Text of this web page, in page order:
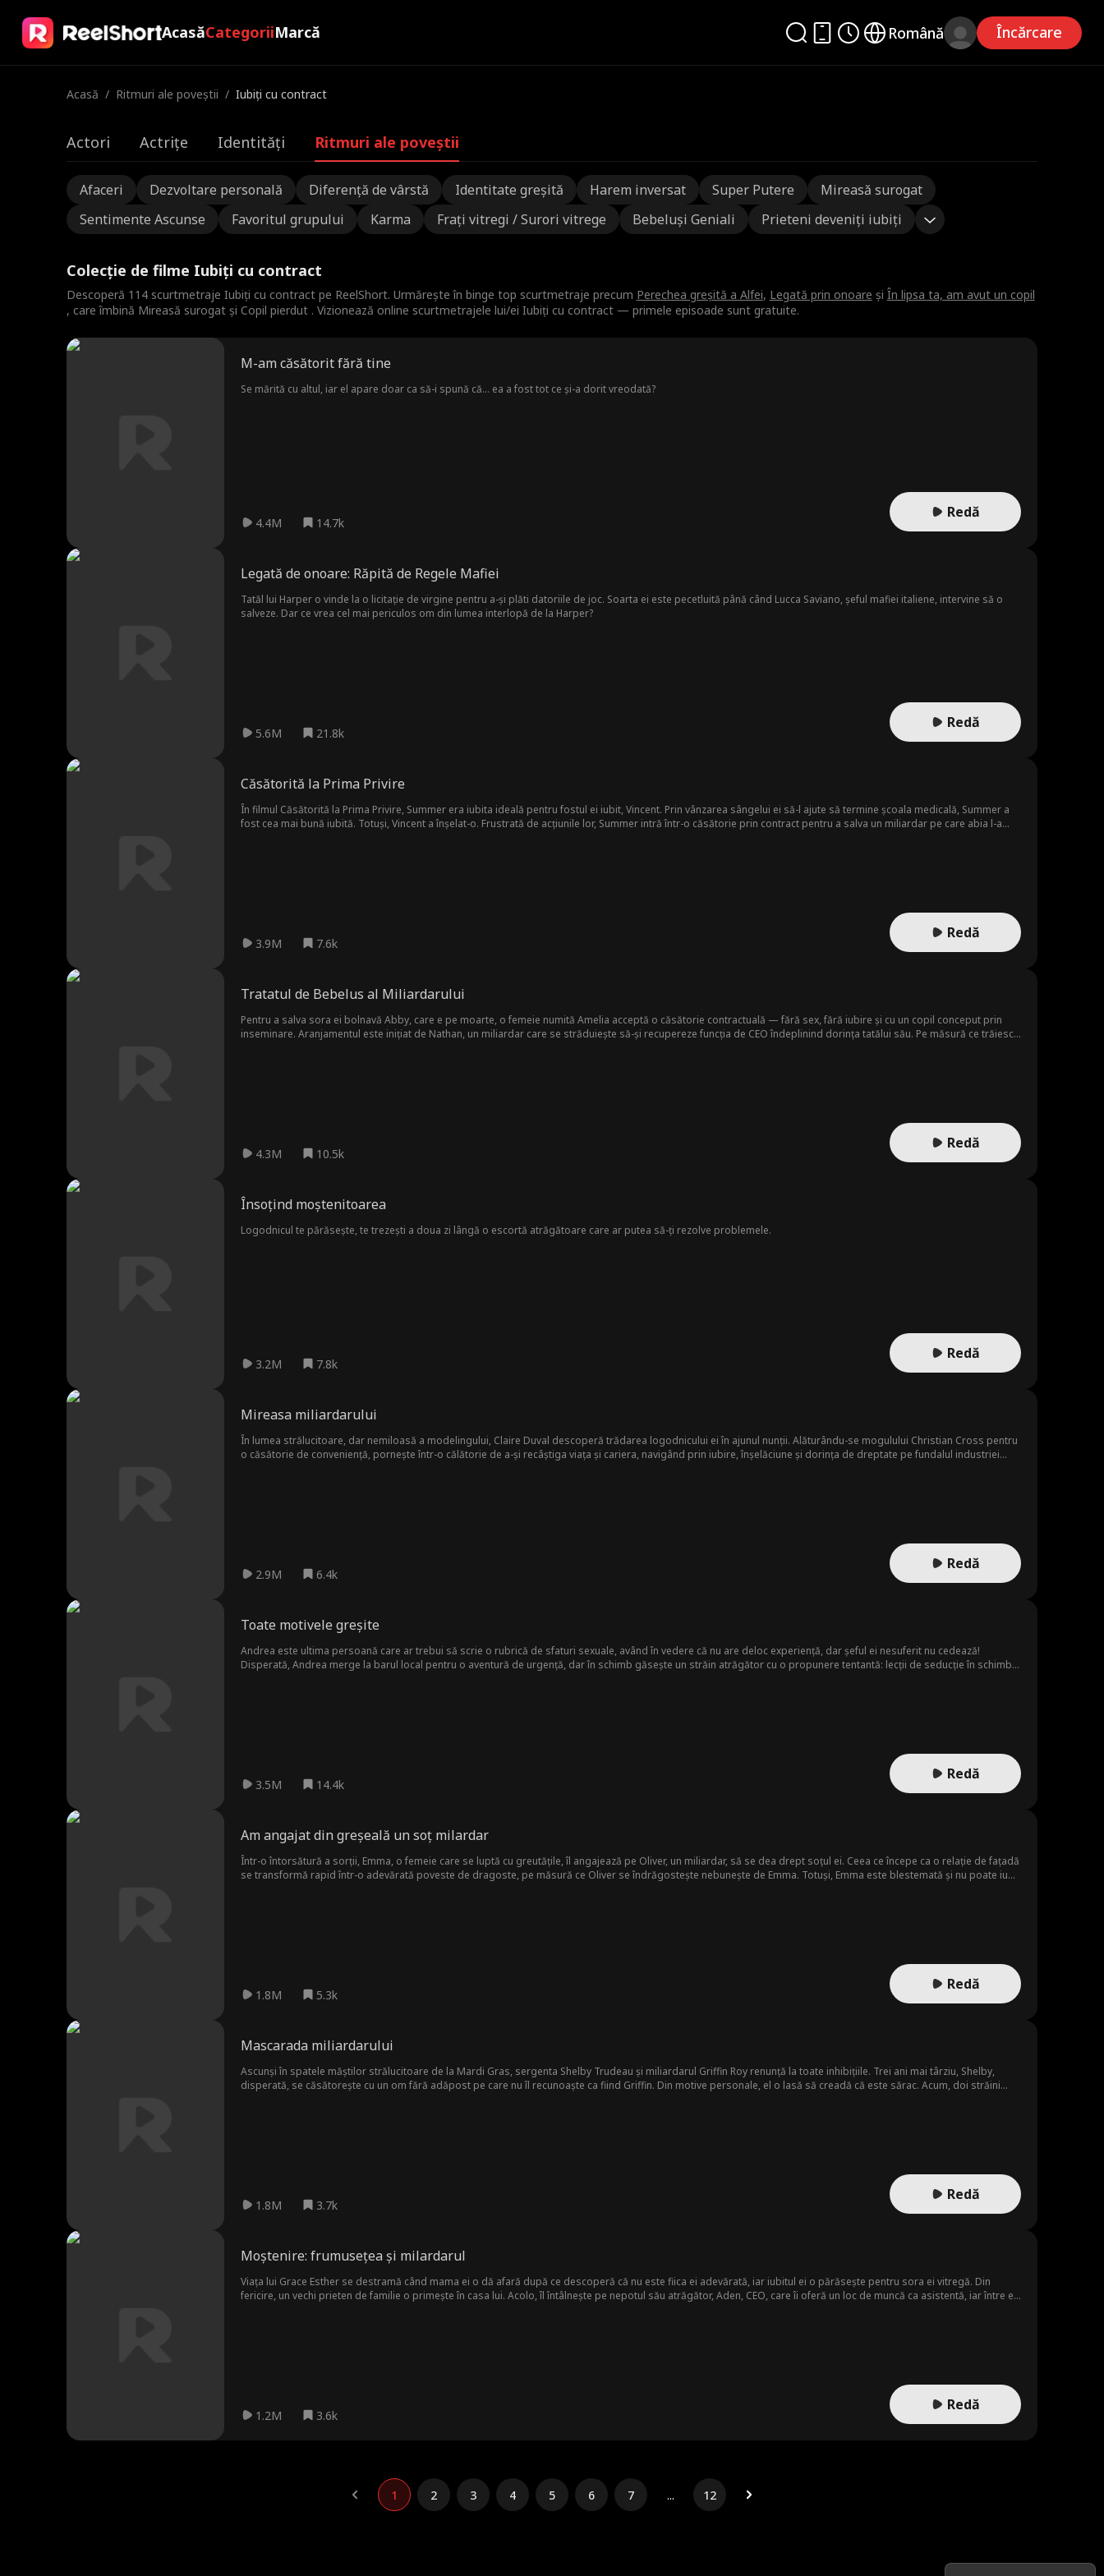
AcasăCategoriiMarcă Română Încărcare
Acasă / Ritmuri ale poveștii / Iubiți cu contract
Actori Actrițe Identități Ritmuri ale poveștii
Afaceri Dezvoltare personală Diferență de vârstă Identitate greșită Harem inversat Super Putere
Mireasă surogat
Sentimente Ascunse
Favoritul grupului Karma Frați vitregi / Surori vitrege Bebeluși Geniali Prieteni deveniți iubiți
Colecție de filme Iubiți cu contract
Descoperă 114 scurtmetraje Iubiți cu contract pe ReelShort. Urmărește în binge top scurtmetraje precum Perechea greșită a Alfei, Legată prin onoare și În lipsa ta, am avut un copil
, care îmbină Mireasă surogat și Copil pierdut . Vizionează online scurtmetrajele lui/ei Iubiți cu contract — primele episoade sunt gratuite.
M-am căsătorit fără tine
Se mărită cu altul, iar el apare doar ca să-i spună că… ea a fost tot ce și-a dorit vreodată?
4.4M 14.7k
Redă
Legată de onoare: Răpită de Regele Mafiei
Tatăl lui Harper o vinde la o licitație de virgine pentru a-și plăti datoriile de joc. Soarta ei este pecetluită până când Lucca Saviano, șeful mafiei italiene, intervine să o
salveze. Dar ce vrea cel mai periculos om din lumea interlopă de la Harper?
5.6M 21.8k
Redă
Căsătorită la Prima Privire
În filmul Căsătorită la Prima Privire, Summer era iubita ideală pentru fostul ei iubit, Vincent. Prin vânzarea sângelui ei să-l ajute să termine școala medicală, Summer a
fost cea mai bună iubită. Totuși, Vincent a înșelat-o. Frustrată de acțiunile lor, Summer intră într-o căsătorie prin contract pentru a salva un miliardar pe care abia l-a
3.9M 7.6k
Redă
Tratatul de Bebelus al Miliardarului
Pentru a salva sora ei bolnavă Abby, care e pe moarte, o femeie numită Amelia acceptă o căsătorie contractuală — fără sex, fără iubire și cu un copil conceput prin
inseminare. Aranjamentul este inițiat de Nathan, un miliardar care se străduiește să-și recupereze funcția de CEO îndeplinind dorința tatălui său. Pe măsură ce trăiesc
4.3M 10.5k
Redă
Însoțind moștenitoarea
Logodnicul te părăsește, te trezești a doua zi lângă o escortă atrăgătoare care ar putea să-ți rezolve problemele.
3.2M 7.8k
Redă
Mireasa miliardarului
În lumea strălucitoare, dar nemiloasă a modelingului, Claire Duval descoperă trădarea logodnicului ei în ajunul nunții. Alăturându-se mogulului Christian Cross pentru
o căsătorie de conveniență, pornește într-o călătorie de a-și recâștiga viața și cariera, navigând prin iubire, înșelăciune și dorința de dreptate pe fundalul industriei
2.9M 6.4k
Redă
Toate motivele greșite
Andrea este ultima persoană care ar trebui să scrie o rubrică de sfaturi sexuale, având în vedere că nu are deloc experiență, dar șeful ei nesuferit nu cedează!
Disperată, Andrea merge la barul local pentru o aventură de urgență, dar în schimb găsește un străin atrăgător cu o propunere tentantă: lecții de seducție în schimbul
3.5M 14.4k
Redă
Am angajat din greșeală un soț milardar
Într-o întorsătură a sorții, Emma, o femeie care se luptă cu greutățile, îl angajează pe Oliver, un miliardar, să se dea drept soțul ei. Ceea ce începe ca o relație de fațadă
se transformă rapid într-o adevărată poveste de dragoste, pe măsură ce Oliver se îndrăgostește nebunește de Emma. Totuși, Emma este blestemată și nu poate iubi,
1.8M 5.3k
Redă
Mascarada miliardarului
Ascunși în spatele măștilor strălucitoare de la Mardi Gras, sergenta Shelby Trudeau și miliardarul Griffin Roy renunță la toate inhibițiile. Trei ani mai târziu, Shelby,
disperată, se căsătorește cu un om fără adăpost pe care nu îl recunoaște ca fiind Griffin. Din motive personale, el o lasă să creadă că este sărac. Acum, doi străini
1.8M 3.7k
Redă
Moștenire: frumusețea și milardarul
Viața lui Grace Esther se destramă când mama ei o dă afară după ce descoperă că nu este fiica ei adevărată, iar iubitul ei o părăsește pentru sora ei vitregă. Din
fericire, un vechi prieten de familie o primește în casa lui. Acolo, îl întâlnește pe nepotul său atrăgător, Aden, CEO, care îi oferă un loc de muncă ca asistentă, iar între ei
1.2M 3.6k
Redă
1 2 3 4 5 6 7 ... 12